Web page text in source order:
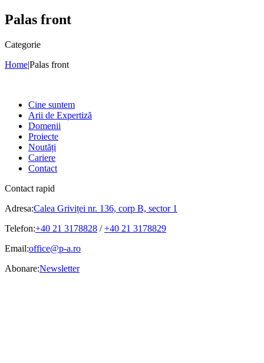
Palas front
Categorie
Home|Palas front
Cine suntem
Arii de Expertiză
Domenii
Proiecte
Noutăți
Cariere
Contact
Contact rapid
Adresa:Calea Griviței nr. 136, corp B, sector 1
Telefon:+40 21 3178828 /+40 21 3178829
Email:office@p-a.ro
Abonare:Newsletter